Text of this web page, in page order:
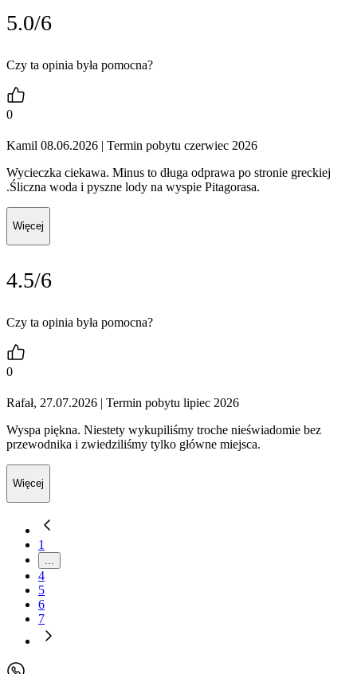
5.0/6
Czy ta opinia była pomocna?
0
Kamil 08.06.2026 | Termin pobytu czerwiec 2026
Wycieczka ciekawa. Minus to długa odprawa po stronie greckiej
.Śliczna woda i pyszne lody na wyspie Pitagorasa.
Więcej
4.5/6
Czy ta opinia była pomocna?
0
Rafał, 27.07.2026 | Termin pobytu lipiec 2026
Wyspa piękna. Niestety wykupiliśmy troche nieświadomie bez
przewodnika i zwiedziliśmy tylko główne miejsca.
Więcej
1
4
5
6
7